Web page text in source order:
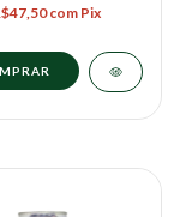
com Pix